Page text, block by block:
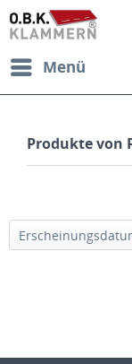
Menü
Produkte von